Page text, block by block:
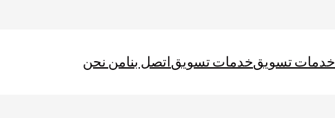
خدمات تسويقخدمات تسويقاتصل بنامن نحن